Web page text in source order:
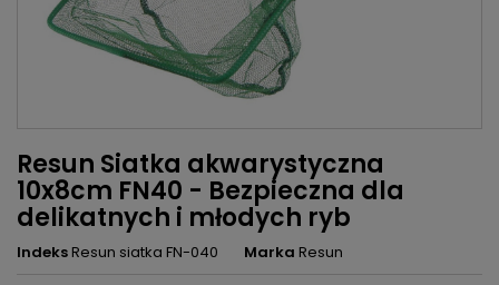
Resun Siatka akwarystyczna
10x8cm FN40 - Bezpieczna dla
delikatnych i młodych ryb
IndeksResun siatka FN-040 Marka Resun